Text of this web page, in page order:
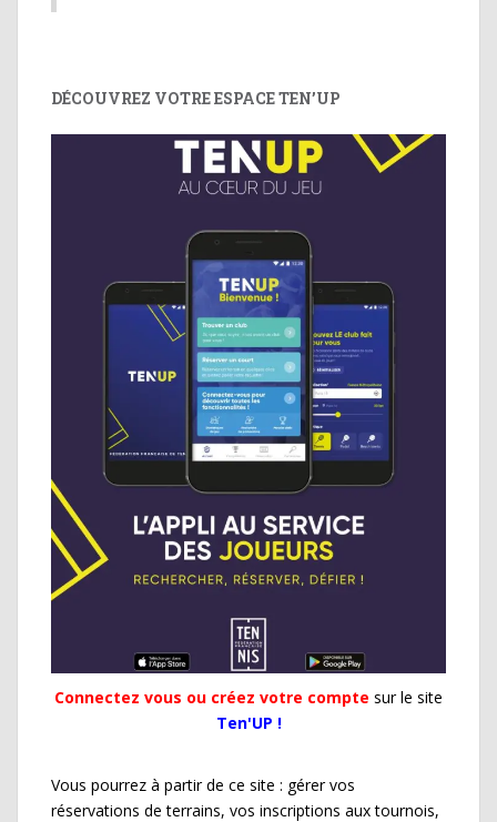
DÉCOUVREZ VOTRE ESPACE TEN’UP
Connectez vous ou créez votre compte sur le site
Ten'UP !
Vous pourrez à partir de ce site : gérer vos
réservations de terrains, vos inscriptions aux tournois,